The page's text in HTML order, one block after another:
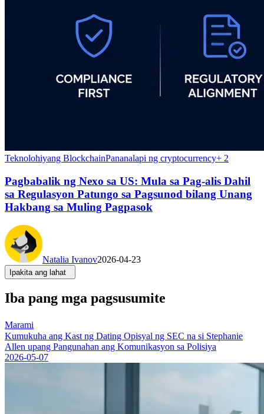
Teknolohiyang BlockchainPananalapi ng cryptocurrency+ 2
Pagbabalik ng Nexo sa US: Mula sa Pag-alis Dahil
sa Regulasyon Patungo sa Pagsunod bilang Unang
Hakbang sa Muling Pagpasok
Natalia Ivanov2026-04-23
Ipakita ang lahat
Iba pang mga pagsusumite
Marami
Kumukuha ang Kast ng Dating Opisyal ng SEC na si Stephanie
Allen upang Pangunahan ang Komunikasyon sa Polisiya
2026-05-07